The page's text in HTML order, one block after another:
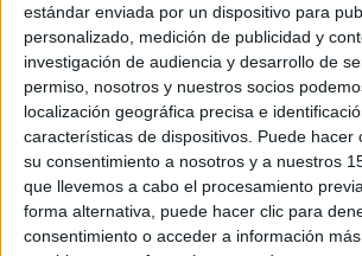
estándar enviada por un dispositivo para
personalizado, medición de publicidad y
investigación de audiencia y desarrollo de
permiso, nosotros y nuestros socios
localización geográfica precisa e
características de dispositivos. Puede hacer
su consentimiento a nosotros y a nuestros
que llevemos a cabo el procesamiento
forma alternativa, puede hacer clic para
consentimiento o acceder a información
Crítica de ‘La
Revertir el efecto
Daniel Farriol -
Crítica de
cuarentena’:
pandémica sobre
humanas